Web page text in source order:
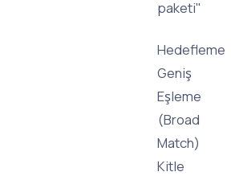
paketi"
Hedefleme
Geniş
Eşleme
(Broad
Match)
Kitle